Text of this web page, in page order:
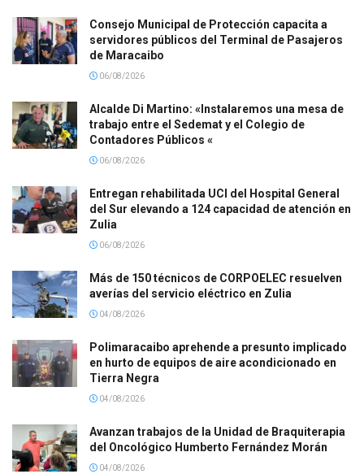
Consejo Municipal de Protección capacita a
servidores públicos del Terminal de Pasajeros
de Maracaibo
06/08/2026
Alcalde Di Martino: «Instalaremos una mesa de
trabajo entre el Sedemat y el Colegio de
Contadores Públicos «
06/08/2026
Entregan rehabilitada UCI del Hospital General
del Sur elevando a 124 capacidad de atención en
Zulia
06/08/2026
Más de 150 técnicos de CORPOELEC resuelven
averías del servicio eléctrico en Zulia
04/08/2026
Polimaracaibo aprehende a presunto implicado
en hurto de equipos de aire acondicionado en
Tierra Negra
04/08/2026
Avanzan trabajos de la Unidad de Braquiterapia
del Oncológico Humberto Fernández Morán
04/08/2026